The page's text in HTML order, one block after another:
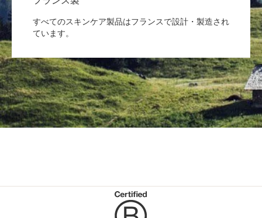
すべてのスキンケア製品はフランスで設計・製造され
ています。